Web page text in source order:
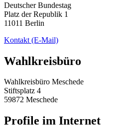
Deutscher Bundestag
Platz der Republik 1
11011 Berlin
Kontakt (E-Mail)
Wahlkreisbüro
Wahlkreisbüro Meschede
Stiftsplatz 4
59872 Meschede
Profile im Internet